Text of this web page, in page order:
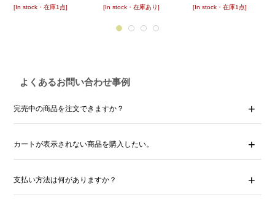
[In stock・在庫1点]
[In stock・在庫あり]
[In stock・在庫1点]
よくあるお問い合わせ事例
完売中の商品を注文できますか？
カートが表示されない商品を購入したい。
支払い方法は何がありますか？